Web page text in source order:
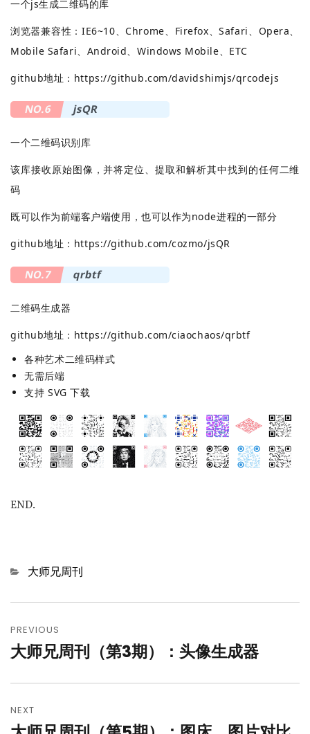
一个js生成二维码的库
浏览器兼容性：IE6~10、Chrome、Firefox、Safari、Opera、
Mobile Safari、Android、Windows Mobile、ETC
github地址： https://github.com/davidshimjs/qrcodejs
NO.6 jsQR
一个二维码识别库
该库接收原始图像，并将定位、提取和解析其中找到的任何二维
码
既可以作为前端客户端使用，也可以作为node进程的一部分
github地址： https://github.com/cozmo/jsQR
NO.7 qrbtf
二维码生成器
github地址： https://github.com/ciaochaos/qrbtf
各种艺术二维码样式
无需后端
支持 SVG 下载
END.
Categories
大师兄周刊
章
导
航
PREVIOUS
Previous
大师兄周刊（第3期）：头像生成器
NEXT